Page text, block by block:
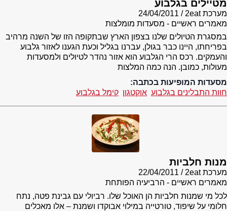
מטיילים בגלבוע
מערכת 2eat
24/04/2011
מאמרים ראשיים - מסעדות מומלצות
במסגרת הטיולים שלנו בצפון הארץ שבתקופה הזו של השנה מרהיב
בפריחתו, היינו כבר בגולן, עברנו בגליל וכעת הגענו לאזור גלבוע
והעמקים. רכס הרי הגלבוע הוא אזור נהדר לטיולים ולמסעדות
מעולות, כמובן. הנה כמה המלצות
מסעדות המופיעות בכתבה:
חוות התבלינים בגלבוע אוקטגון קימל בגלבוע
מנות חלביות
מערכת 2eat
22/04/2011
מאמרים ראשיים - הרביעיה הפותחת
לכל מי שמנות חלביות הן האוכל שלו. רביולי עם גבינת פטה, נתח
חלומי על שיפוד, טורטייה במילוי אבוקדו ושמנת – אלו מאכלים